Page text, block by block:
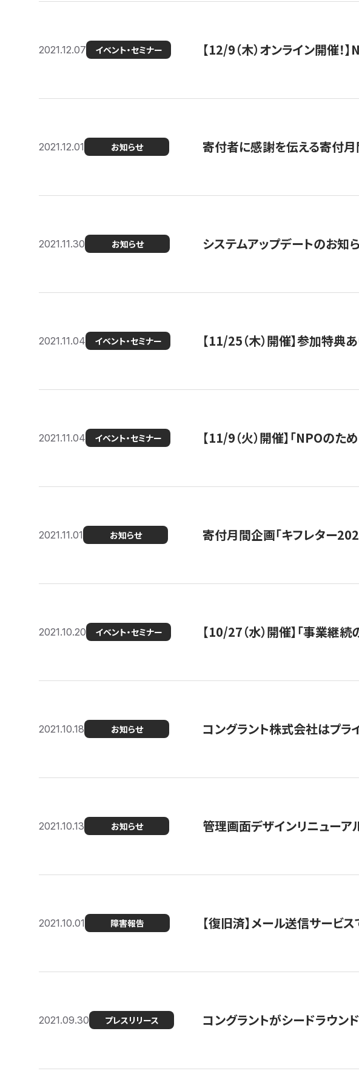
2021.12.07 イベント・セミナー 【12/9（木）オンライン開催
2021.12.01 お知らせ 寄付者に感謝を伝える寄付月
2021.11.30 お知らせ システムアップデートのお知
2021.11.04 イベント・セミナー 【11/25（木）開催】参加特典
2021.11.04 イベント・セミナー 【11/9（火）開催】「NPOの
2021.11.01 お知らせ 寄付月間企画「キフレター
2021.10.20 イベント・セミナー 【10/27（水）開催】「事業継
2021.10.18 お知らせ コングラント株式会社はプ
2021.10.13 お知らせ 管理画面デザインリニューア
2021.10.01 障害報告 【復旧済】メール送信サービ
2021.09.30 プレスリリース コングラントがシードラウン